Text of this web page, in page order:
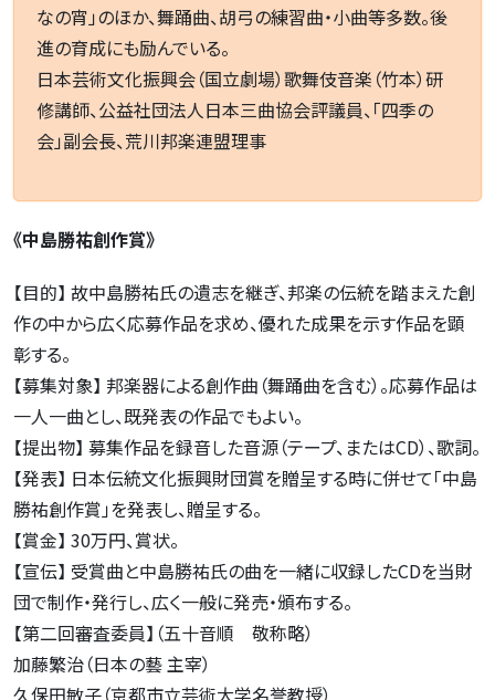
なの宵」のほか、舞踊曲、胡弓の練習曲・小曲等多数。後
進の育成にも励んでいる。
日本芸術文化振興会（国立劇場）歌舞伎音楽（竹本）研
修講師、公益社団法人日本三曲協会評議員、「四季の
会」副会長、荒川邦楽連盟理事
《中島勝祐創作賞》
【目的】 故中島勝祐氏の遺志を継ぎ、邦楽の伝統を踏まえた創
作の中から広く応募作品を求め、優れた成果を示す作品を顕
彰する。
【募集対象】 邦楽器による創作曲（舞踊曲を含む）。応募作品は
一人一曲とし、既発表の作品でもよい。
【提出物】 募集作品を録音した音源（テープ、またはCD）、歌詞。
【発表】 日本伝統文化振興財団賞を贈呈する時に併せて「中島
勝祐創作賞」を発表し、贈呈する。
【賞金】 30万円、賞状。
【宣伝】 受賞曲と中島勝祐氏の曲を一緒に収録したCDを当財
団で制作・発行し、広く一般に発売・頒布する。
【第二回審査委員】（五十音順 敬称略）
加藤繁治（日本の藝 主宰）
久保田敏子（京都市立芸術大学名誉教授）